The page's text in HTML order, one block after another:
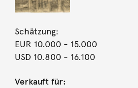
Schätzung:
EUR 10.000 - 15.000
USD 10.800 - 16.100
Verkauft für: